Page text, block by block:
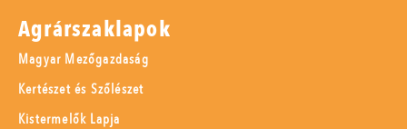
Agrárszaklapok
Magyar Mezőgazdaság
Kertészet és Szőlészet
Kistermelők Lapja